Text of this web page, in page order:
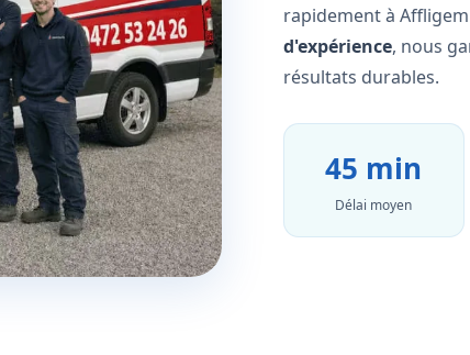
rapidement à
d'expérience, nous
résultats durables.
45 min
Délai moyen